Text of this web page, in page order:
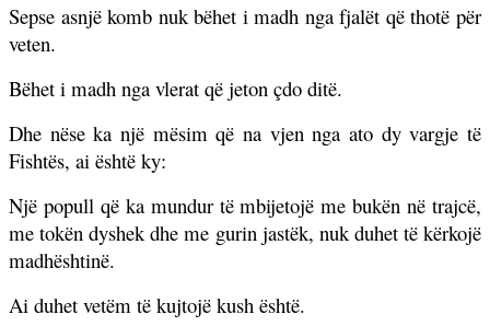
Sepse asnjë komb nuk bëhet i madh nga fjalët që thotë për
veten.
Bëhet i madh nga vlerat që jeton çdo ditë.
Dhe nëse ka një mësim që na vjen nga ato dy vargje të
Fishtës, ai është ky:
Një popull që ka mundur të mbijetojë me bukën në trajcë,
me tokën dyshek dhe me gurin jastëk, nuk duhet të kërkojë
madhështinë.
Ai duhet vetëm të kujtojë kush është.